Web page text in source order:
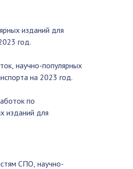
изданий для
год.
научно-популярных
на 2023 год.
по
изданий для
СПО, научно-